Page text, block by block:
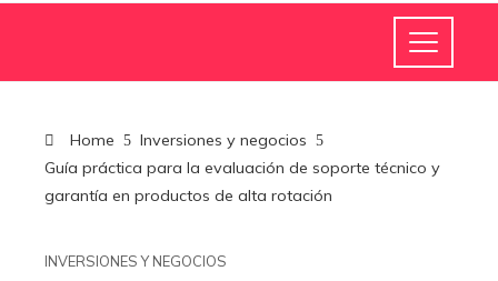
Home
Inversiones y negocios
Guía práctica para la evaluación de soporte técnico y
garantía en productos de alta rotación
INVERSIONES Y NEGOCIOS